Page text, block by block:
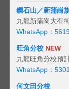
鑽石山／新蒲崗
九龍新蒲崗大有
WhatsApp：
旺角分校 NEW
九龍旺角分校預
WhatsApp：
何文田分校